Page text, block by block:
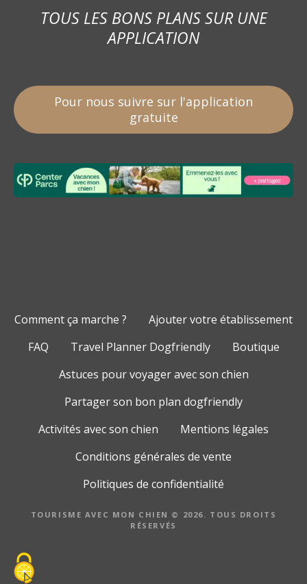
TOUS LES BONS PLANS SUR UNE
APPLICATION
Pour nous suivre sur l'application
gratuite
Comment ça marche ?
Ajouter votre établissement
FAQ
Travel Planner Dogfriendly
Boutique
Astuces pour voyager avec son chien
Partager son bon plan dogfriendly
Activités avec son chien
Mentions légales
Conditions générales de vente
Politiques de confidentialité
TOURISME AVEC MON CHIEN © 2026. TOUS DROITS
RÉSERVÉS